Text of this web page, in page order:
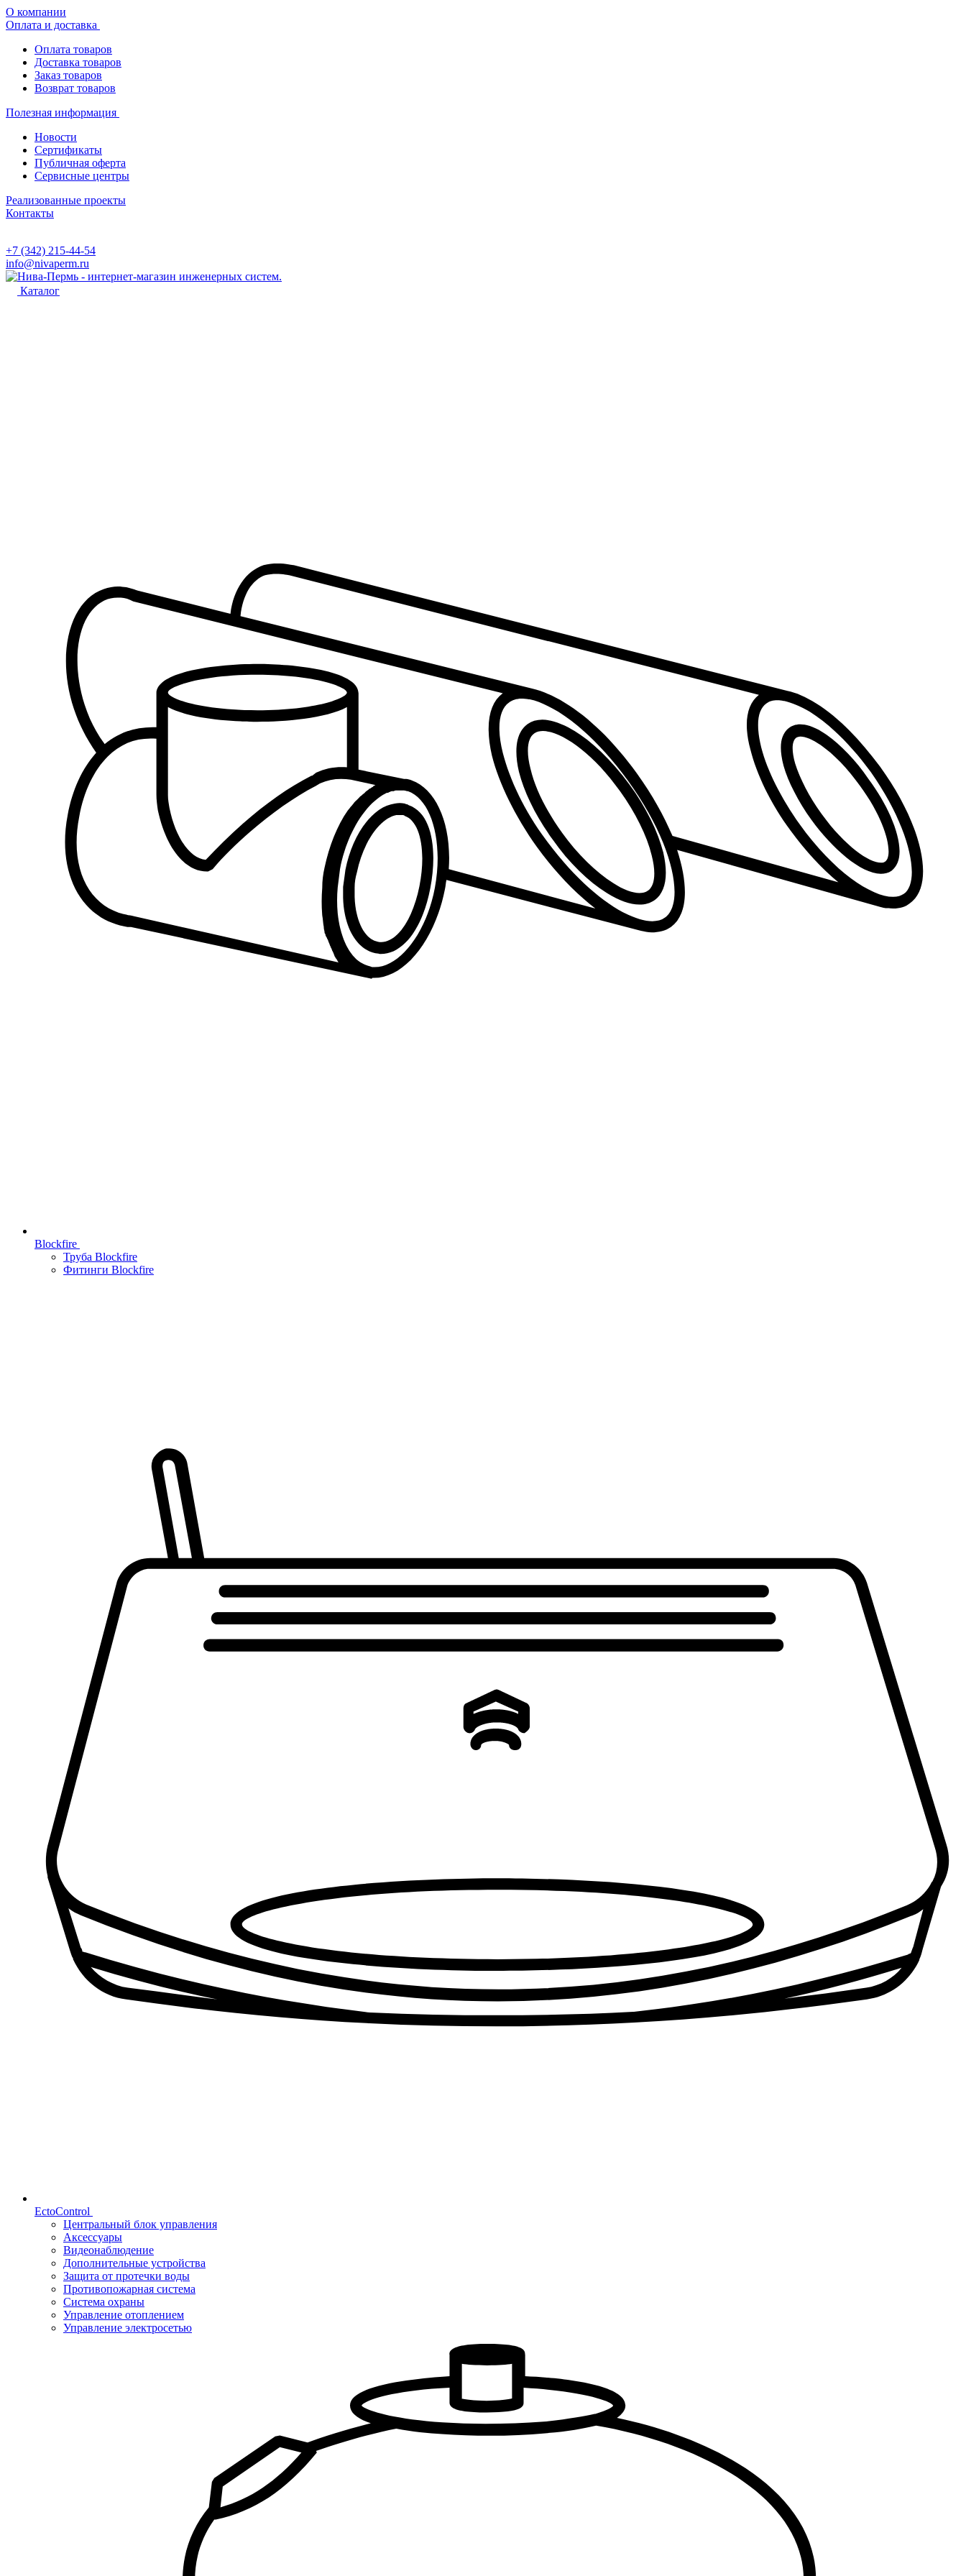
О компании
Оплата и доставка
Оплата товаров
Доставка товаров
Заказ товаров
Возврат товаров
Полезная информация
Новости
Сертификаты
Публичная оферта
Сервисные центры
Реализованные проекты
Контакты
+7 (342) 215-44-54
info@nivaperm.ru
Каталог
Blockfire
Труба Blockfire
Фитинги Blockfire
EctoControl
Центральный блок управления
Аксессуары
Видеонаблюдение
Дополнительные устройства
Защита от протечки воды
Противопожарная система
Система охраны
Управление отоплением
Управление электросетью